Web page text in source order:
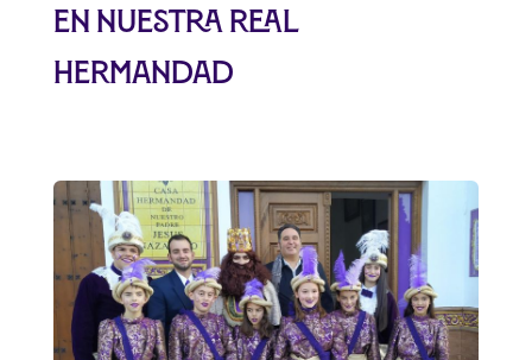
en Nuestra Real
Hermandad